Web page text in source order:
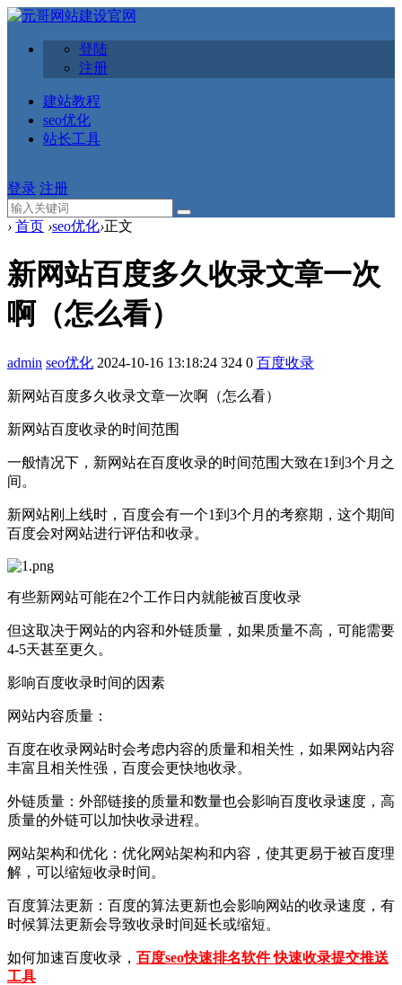
登陆
注册
建站教程
seo优化
站长工具
登录 注册
› 首页 ›seo优化›正文
新网站百度多久收录文章一次
啊（怎么看）
admin seo优化 2024-10-16 13:18:24 324 0 百度收录
新网站百度多久收录文章一次啊（怎么看）
新网站百度收录的时间范围
一般情况下，新网站在百度收录的时间范围大致在1到3个月之
间。
新网站刚上线时，百度会有一个1到3个月的考察期，这个期间
百度会对网站进行评估和收录。
有些新网站可能在2个工作日内就能被百度收录
但这取决于网站的内容和外链质量，如果质量不高，可能需要
4-5天甚至更久。
影响百度收录时间的因素
网站内容质量：
百度在收录网站时会考虑内容的质量和相关性，如果网站内容
丰富且相关性强，百度会更快地收录。
外链质量：外部链接的质量和数量也会影响百度收录速度，高
质量的外链可以加快收录进程。
网站架构和优化：优化网站架构和内容，使其更易于被百度理
解，可以缩短收录时间。
百度算法更新：百度的算法更新也会影响网站的收录速度，有
时候算法更新会导致收录时间延长或缩短。
如何加速百度收录， 百度seo快速排名软件 快速收录提交推送
工具